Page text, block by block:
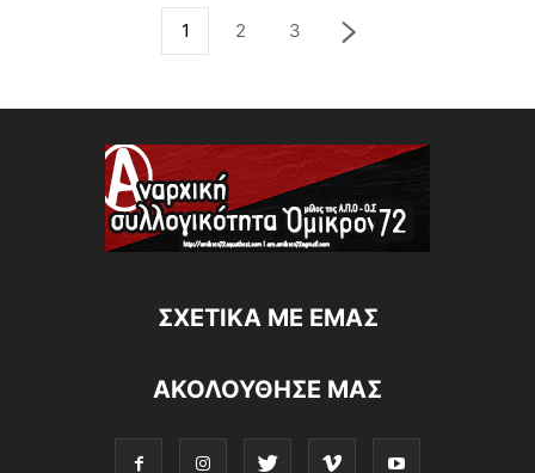
1 2 3
ΣΧΕΤΙΚΆ ΜΕ ΕΜΆΣ
ΑΚΟΛΟΥΘΗΣΕ ΜΑΣ